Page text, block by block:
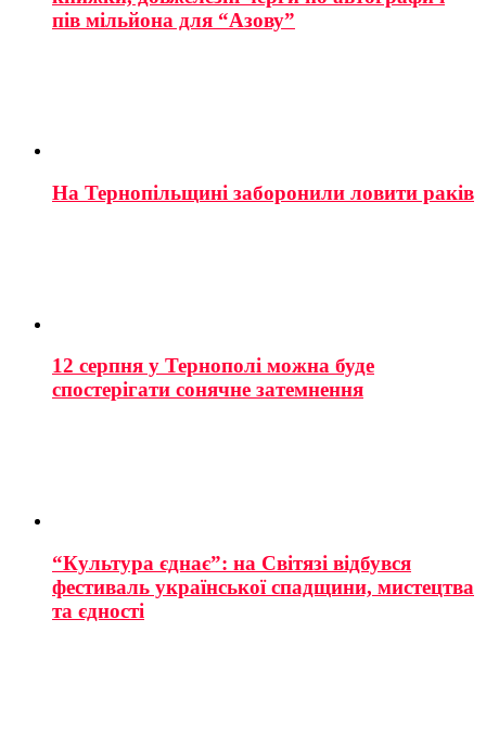
пів мільйона для “Азову”
На Тернопільщині заборонили ловити раків
12 серпня у Тернополі можна буде
спостерігати сонячне затемнення
“Культура єднає”: на Світязі відбувся
фестиваль української спадщини, мистецтва
та єдності